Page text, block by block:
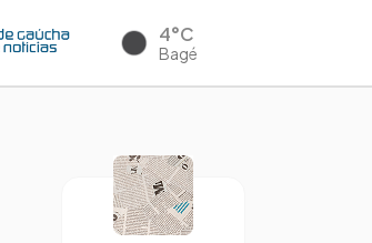
4°C
Bagé